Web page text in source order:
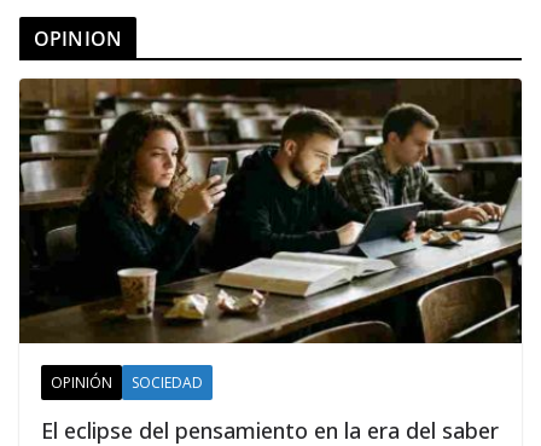
OPINION
OPINIÓN SOCIEDAD
El eclipse del pensamiento en la era del saber